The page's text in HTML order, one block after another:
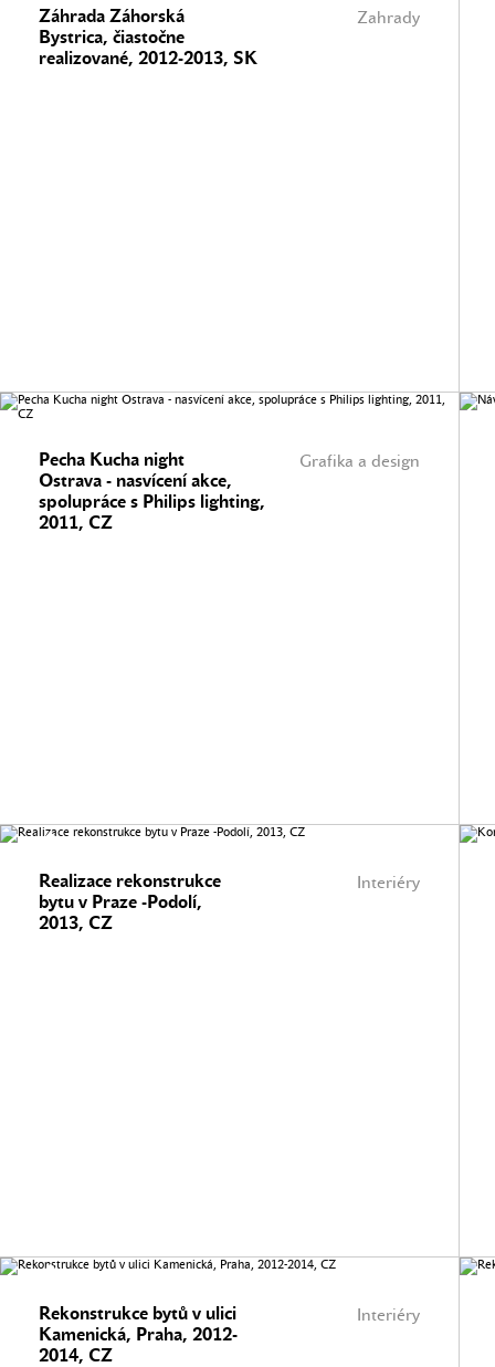
Zahrady
Záhrada Záhorská
Bystrica, čiastočne
realizované, 2012-2013, SK
Grafika a design
Pecha Kucha night
Ostrava - nasvícení akce,
spolupráce s Philips lighting,
2011, CZ
Interiéry
Realizace rekonstrukce
bytu v Praze -Podolí,
2013, CZ
Interiéry
Rekonstrukce bytů v ulici
Kamenická, Praha, 2012-
2014, CZ